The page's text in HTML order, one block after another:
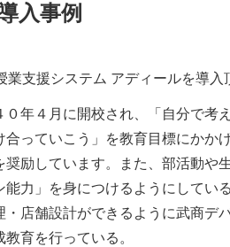
入事例
業支援システム アディールを導入
０年４月に開校され、「自分で考
合っていこう」を教育目標にか
奨励しています。また、部活動
能力」を身につけるようにして
・店舗設計ができるように武商
育を行っている。